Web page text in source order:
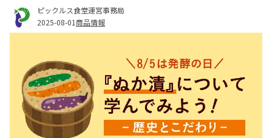
ピックルス食堂運営事務局
2025-08-01商品情報